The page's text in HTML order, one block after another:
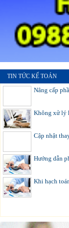
TIN TỨC KẾ TOÁN
Nâng cấp
Không xử lý
Cập nhật
Hướng dẫn
Khi hạch